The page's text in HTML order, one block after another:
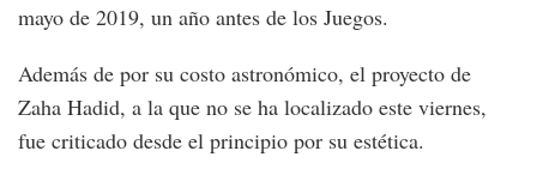
mayo de 2019, un año antes de los Juegos.
Además de por su costo astronómico, el proyecto de
Zaha Hadid, a la que no se ha localizado este viernes,
fue criticado desde el principio por su estética.